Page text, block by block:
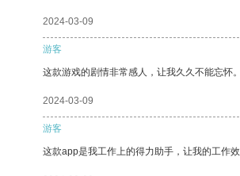
2024-03-09
游客
这款游戏的剧情非常感人，让我久久不能忘怀。
2024-03-09
游客
这款app是我工作上的得力助手，让我的工作